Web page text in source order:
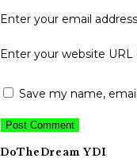
Enter your email
Enter your website URL
Save my name,
DoTheDream YDI